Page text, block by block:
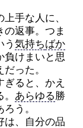
手な人に、
の返事。つま
う 気持ちばか
負けまいと思
った。
ると、かえ
あらゆる勝
う。
は、自分の品